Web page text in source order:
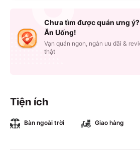
Tiện ích
Bàn ngoài trời Giao hàng
Chưa tìm được quán ưng
Ăn Uống!
Vạn quán ngon, ngàn ưu đãi &
thật